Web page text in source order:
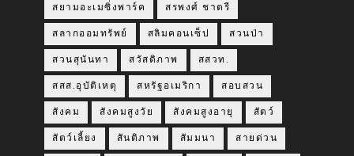
สยามอะเมซิ่งพาร์ค สรพงศ์ ชาตรี
สลากออมทรัพย์ สลิมคอนเซ็ป สวนป่า
สวนสุนันทา สวัสดิภาพ สสวท.
สสส.อุบัติเหตุ สหรัฐอเมริกา สอบสวน
สังคม สังคมสูงวัย สังคมสูงอายุ สัตว์
สัตว์เลี้ยง สันติภาพ สัมมนา สายด่วน